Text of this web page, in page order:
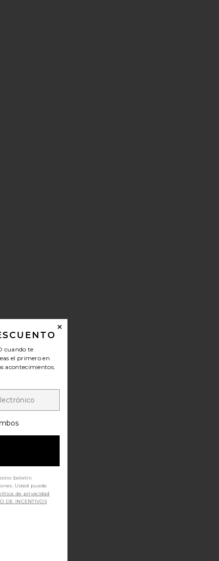
cuando te
el primero en
acontecimientos.
boletín
Usted puede
de privacidad
DE INCENTIVOS